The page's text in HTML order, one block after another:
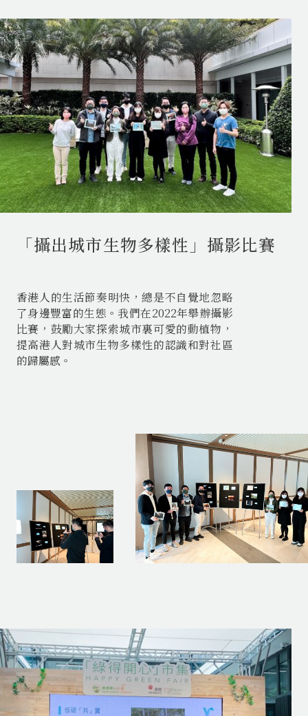
「攝出城市生物多樣性」攝影比賽
香港人的生活節奏明快，總是不自覺地忽略
了身邊豐富的生態。我們在2022年舉辦攝影
比賽，鼓勵大家探索城市裏可愛的動植物，
提高港人對城市生物多樣性的認識和對社區
的歸屬感。